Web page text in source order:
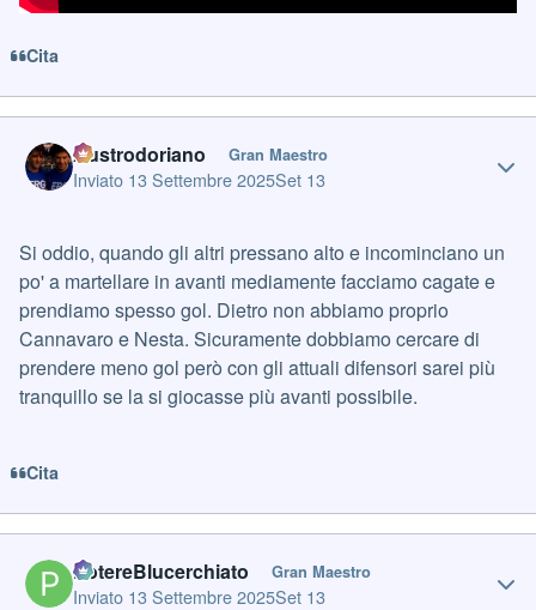
Cita
Austrodoriano Gran Maestro
Inviato 13 Settembre 2025Set 13
Si oddio, quando gli altri pressano alto e incominciano un
po' a martellare in avanti mediamente facciamo cagate e
prendiamo spesso gol. Dietro non abbiamo proprio
Cannavaro e Nesta. Sicuramente dobbiamo cercare di
prendere meno gol però con gli attuali difensori sarei più
tranquillo se la si giocasse più avanti possibile.
Cita
PotereBlucerchiato Gran Maestro
Inviato 13 Settembre 2025Set 13